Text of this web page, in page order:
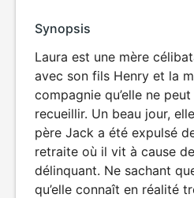
Synopsis
Laura est une mère
avec son fils Henry et la
compagnie qu’elle ne peut
recueillir. Un beau jour,
père Jack a été expulsé
retraite où il vit à cause
délinquant. Ne sachant
qu’elle connaît en réalité